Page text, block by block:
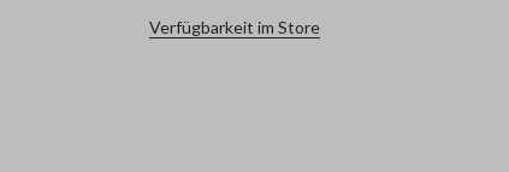
Verfügbarkeit im Store